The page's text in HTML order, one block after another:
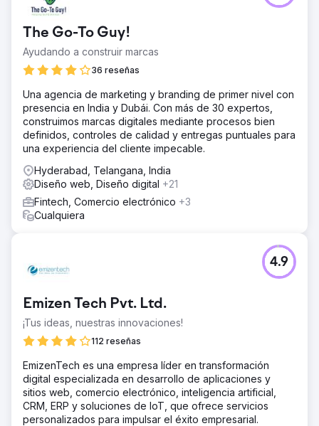
The Go-To Guy!
Ayudando a construir marcas
36 reseñas
Una agencia de marketing y branding de primer nivel con
presencia en India y Dubái. Con más de 30 expertos,
construimos marcas digitales mediante procesos bien
definidos, controles de calidad y entregas puntuales para
una experiencia del cliente impecable.
Hyderabad, Telangana, India
Diseño web, Diseño digital +21
Fintech, Comercio electrónico +3
Cualquiera
Emizen Tech Pvt. Ltd.
¡Tus ideas, nuestras innovaciones!
112 reseñas
4.9
EmizenTech es una empresa líder en transformación
digital especializada en desarrollo de aplicaciones y
sitios web, comercio electrónico, inteligencia artificial,
CRM, ERP y soluciones de IoT, que ofrece servicios
personalizados para impulsar el éxito empresarial.